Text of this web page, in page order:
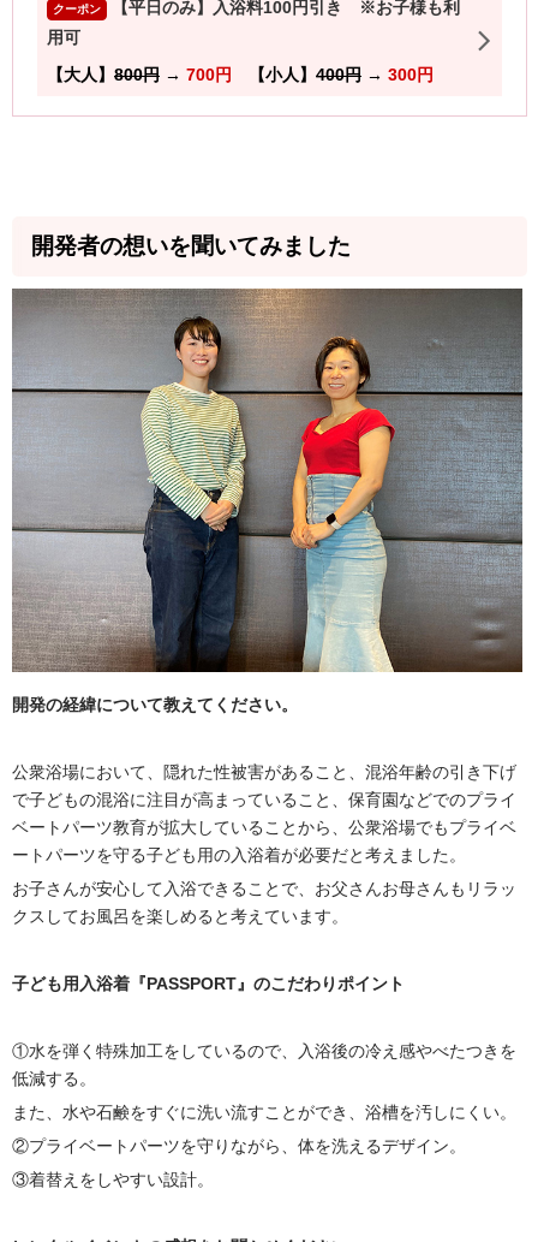
開発者の想いを聞いてみました
開発の経緯について教えてください。
公衆浴場において、隠れた性被害があること、混浴年齢の引き下げ
で子どもの混浴に注目が高まっていること、保育園などでのプライ
ベートパーツ教育が拡大していることから、公衆浴場でもプライベ
ートパーツを守る子ども用の入浴着が必要だと考えました。
お子さんが安心して入浴できることで、お父さんお母さんもリラッ
クスしてお風呂を楽しめると考えています。
子ども用入浴着『PASSPORT』のこだわりポイント
①水を弾く特殊加工をしているので、入浴後の冷え感やべたつきを
低減する。
また、水や石鹸をすぐに洗い流すことができ、浴槽を汚しにくい。
②プライベートパーツを守りながら、体を洗えるデザイン。
③着替えをしやすい設計。